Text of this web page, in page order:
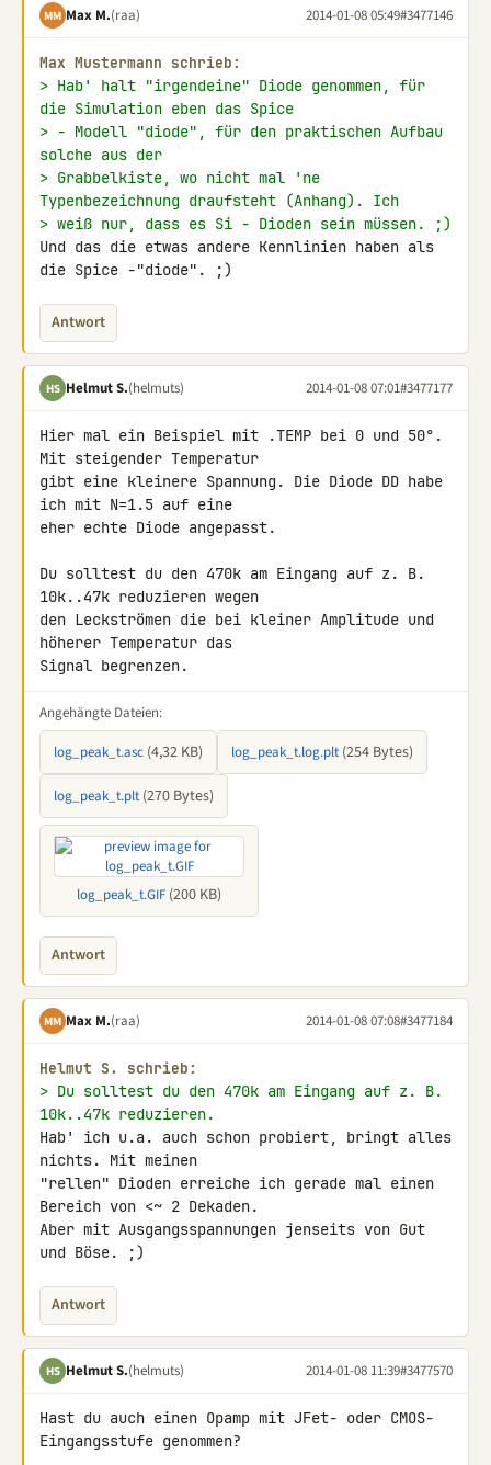
MM Max M.(raa) 2014-01-08 05:49#3477146
Max Mustermann schrieb:
> Hab' halt "irgendeine" Diode genommen, für
die Simulation eben das Spice
> - Modell "diode", für den praktischen Aufbau
solche aus der
> Grabbelkiste, wo nicht mal 'ne
Typenbezeichnung draufsteht (Anhang). Ich
> weiß nur, dass es Si - Dioden sein müssen. ;)
Und das die etwas andere Kennlinien haben als
die Spice -"diode". ;)
Antwort
HS Helmut S.(helmuts) 2014-01-08 07:01#3477177
Hier mal ein Beispiel mit .TEMP bei 0 und 50°.
Mit steigender Temperatur
gibt eine kleinere Spannung. Die Diode DD habe
ich mit N=1.5 auf eine
eher echte Diode angepasst.
Du solltest du den 470k am Eingang auf z. B.
10k..47k reduzieren wegen
den Leckströmen die bei kleiner Amplitude und
höherer Temperatur das
Signal begrenzen.
Angehängte Dateien:
log_peak_t.asc (4,32 KB) log_peak_t.log.plt(254 Bytes)
log_peak_t.plt(270 Bytes)
log_peak_t.GIF (200 KB)
Antwort
MM Max M.(raa) 2014-01-08 07:08#3477184
Helmut S. schrieb:
> Du solltest du den 470k am Eingang auf z. B.
10k..47k reduzieren.
Hab' ich u.a. auch schon probiert, bringt alles
nichts. Mit meinen
"rellen" Dioden erreiche ich gerade mal einen
Bereich von <~ 2 Dekaden.
Aber mit Ausgangsspannungen jenseits von Gut
und Böse. ;)
Antwort
HS Helmut S.(helmuts) 2014-01-08 11:39#3477570
Hast du auch einen Opamp mit JFet- oder CMOS-
Eingangsstufe genommen?